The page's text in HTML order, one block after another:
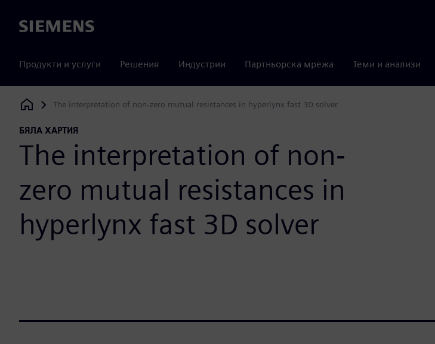
Siemens
Продукти и услуги Решения Индустрии Партньорска мрежа Теми и анализи
Siemens Digital Industries Software
The interpretation of non‐zero mutual resistances in hyperlynx fast 3D solver
БЯЛА ХАРТИЯ
The interpretation of non‐
zero mutual resistances in
hyperlynx fast 3D solver